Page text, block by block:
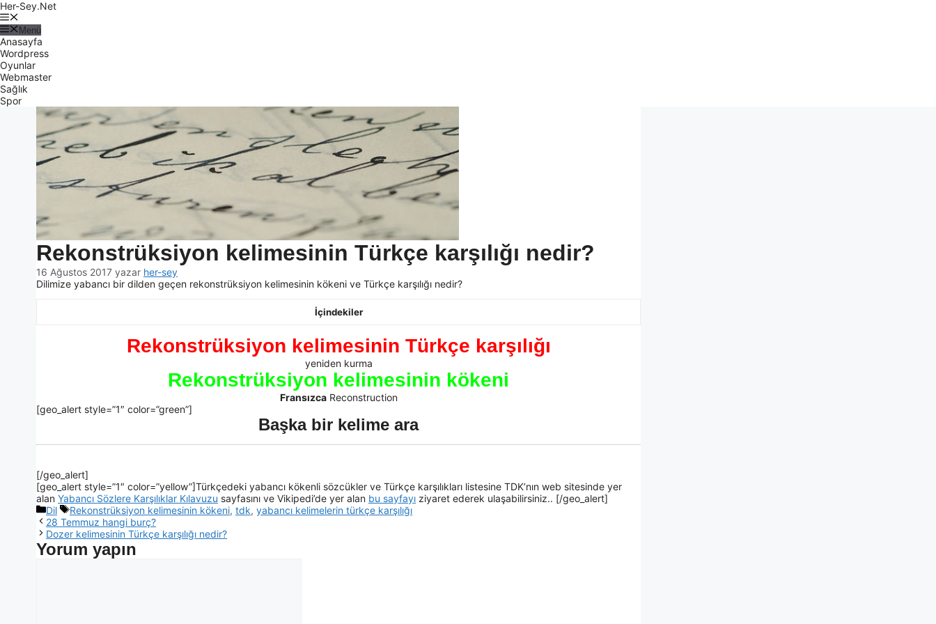
Her-Sey.Net
Menü
Anasayfa
Wordpress
Oyunlar
Webmaster
Sağlık
Spor
Rekonstrüksiyon kelimesinin Türkçe karşılığı nedir?
16 Ağustos 2017 yazar her-sey
Dilimize yabancı bir dilden geçen rekonstrüksiyon kelimesinin kökeni ve Türkçe karşılığı nedir?
İçindekiler
Rekonstrüksiyon kelimesinin Türkçe karşılığı
yeniden kurma
Rekonstrüksiyon kelimesinin kökeni
FransızcaReconstruction
[geo_alert style=”1″ color=”green”]
Başka bir kelime ara
[/geo_alert]
[geo_alert style=”1″ color=”yellow”]Türkçedeki yabancı kökenli sözcükler ve Türkçe karşılıkları listesine TDK’nın web sitesinde yer
alan Yabancı Sözlere Karşılıklar Kılavuzu sayfasını ve Vikipedi’de yer alan bu sayfayı ziyaret ederek ulaşabilirsiniz.. [/geo_alert]
Dil
Rekonstrüksiyon kelimesinin kökeni, tdk, yabancı kelimelerin türkçe karşılığı
28 Temmuz hangi burç?
Dozer kelimesinin Türkçe karşılığı nedir?
Yorum yapın